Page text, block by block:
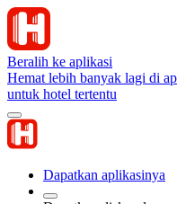
Beralih ke aplikasi
Hemat lebih banyak lagi di
untuk hotel tertentu
Dapatkan aplikasinya